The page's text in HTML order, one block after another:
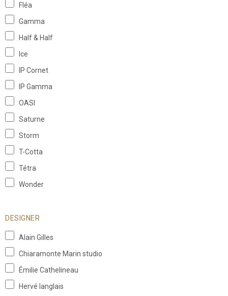
Fléa
Gamma
Half & Half
Ice
IP Cornet
IP Gamma
OASI
Saturne
Storm
T-Cotta
Tétra
Wonder
DESIGNER
Alain Gilles
Chiaramonte Marin studio
Émilie Cathelineau
Hervé langlais